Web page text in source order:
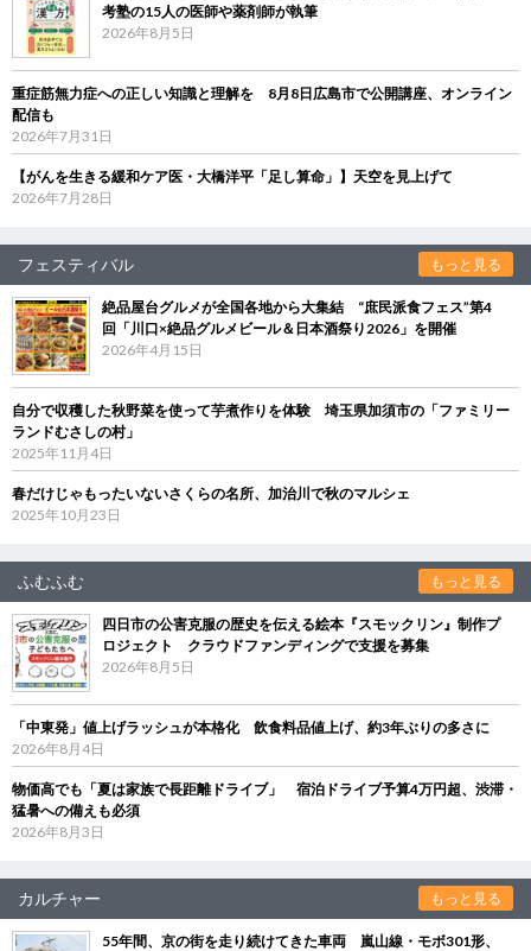
考塾の15人の医師や薬剤師が執筆
2026年8月5日
重症筋無力症への正しい知識と理解を 8月8日広島市で公開講座、オンライン
配信も
2026年7月31日
【がんを生きる緩和ケア医・大橋洋平「足し算命」】天空を見上げて
2026年7月28日
フェスティバル もっと見る
絶品屋台グルメが全国各地から大集結 “庶民派食フェス”第4
回「川口×絶品グルメビール＆日本酒祭り2026」を開催
2026年4月15日
自分で収穫した秋野菜を使って芋煮作りを体験 埼玉県加須市の「ファミリー
ランドむさしの村」
2025年11月4日
春だけじゃもったいないさくらの名所、加治川で秋のマルシェ
2025年10月23日
ふむふむ もっと見る
四日市の公害克服の歴史を伝える絵本『スモックリン』制作プ
ロジェクト クラウドファンディングで支援を募集
2026年8月5日
「中東発」値上げラッシュが本格化 飲食料品値上げ、約3年ぶりの多さに
2026年8月4日
物価高でも「夏は家族で長距離ドライブ」 宿泊ドライブ予算4万円超、渋滞・
猛暑への備えも必須
2026年8月3日
カルチャー もっと見る
55年間、京の街を走り続けてきた車両 嵐山線・モボ301形、